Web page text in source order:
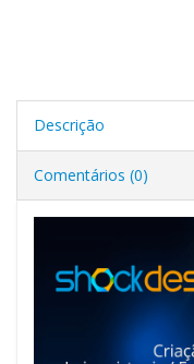
Descrição
Comentários (0)